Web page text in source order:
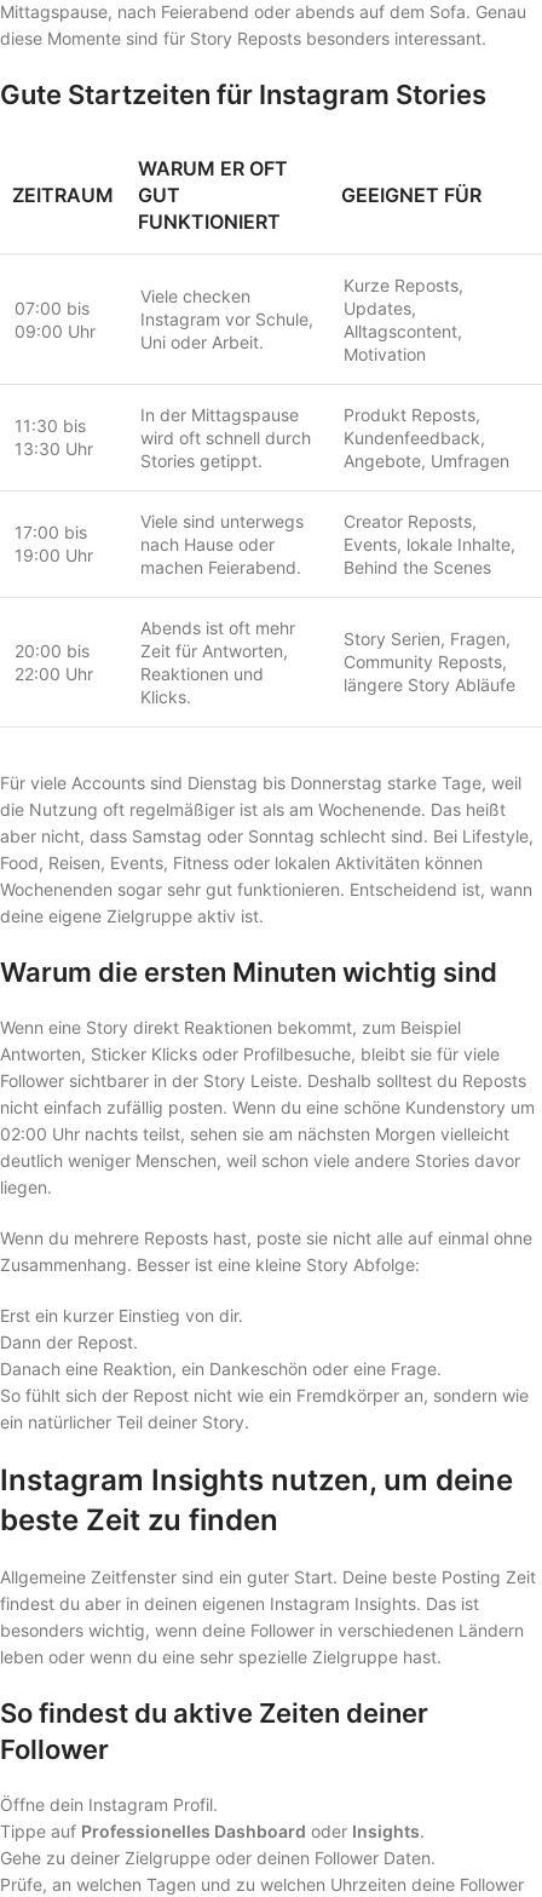
Mittagspause, nach Feierabend oder abends auf dem Sofa. Genau
diese Momente sind für Story Reposts besonders interessant.
Gute Startzeiten für Instagram Stories
ZEITRAUM
WARUM ER OFT
GUT
FUNKTIONIERT
GEEIGNET FÜR
07:00 bis
09:00 Uhr
Viele checken
Instagram vor Schule,
Uni oder Arbeit.
Kurze Reposts,
Updates,
Alltagscontent,
Motivation
11:30 bis
13:30 Uhr
In der Mittagspause
wird oft schnell durch
Stories getippt.
Produkt Reposts,
Kundenfeedback,
Angebote, Umfragen
17:00 bis
19:00 Uhr
Viele sind unterwegs
nach Hause oder
machen Feierabend.
Creator Reposts,
Events, lokale Inhalte,
Behind the Scenes
20:00 bis
22:00 Uhr
Abends ist oft mehr
Zeit für Antworten,
Reaktionen und
Klicks.
Story Serien, Fragen,
Community Reposts,
längere Story Abläufe
Für viele Accounts sind Dienstag bis Donnerstag starke Tage, weil
die Nutzung oft regelmäßiger ist als am Wochenende. Das heißt
aber nicht, dass Samstag oder Sonntag schlecht sind. Bei Lifestyle,
Food, Reisen, Events, Fitness oder lokalen Aktivitäten können
Wochenenden sogar sehr gut funktionieren. Entscheidend ist, wann
deine eigene Zielgruppe aktiv ist.
Warum die ersten Minuten wichtig sind
Wenn eine Story direkt Reaktionen bekommt, zum Beispiel
Antworten, Sticker Klicks oder Profilbesuche, bleibt sie für viele
Follower sichtbarer in der Story Leiste. Deshalb solltest du Reposts
nicht einfach zufällig posten. Wenn du eine schöne Kundenstory um
02:00 Uhr nachts teilst, sehen sie am nächsten Morgen vielleicht
deutlich weniger Menschen, weil schon viele andere Stories davor
liegen.
Wenn du mehrere Reposts hast, poste sie nicht alle auf einmal ohne
Zusammenhang. Besser ist eine kleine Story Abfolge:
Erst ein kurzer Einstieg von dir.
Dann der Repost.
Danach eine Reaktion, ein Dankeschön oder eine Frage.
So fühlt sich der Repost nicht wie ein Fremdkörper an, sondern wie
ein natürlicher Teil deiner Story.
Instagram Insights nutzen, um deine
beste Zeit zu finden
Allgemeine Zeitfenster sind ein guter Start. Deine beste Posting Zeit
findest du aber in deinen eigenen Instagram Insights. Das ist
besonders wichtig, wenn deine Follower in verschiedenen Ländern
leben oder wenn du eine sehr spezielle Zielgruppe hast.
So findest du aktive Zeiten deiner
Follower
Öffne dein Instagram Profil.
Tippe auf Professionelles Dashboard oder Insights.
Gehe zu deiner Zielgruppe oder deinen Follower Daten.
Prüfe, an welchen Tagen und zu welchen Uhrzeiten deine Follower